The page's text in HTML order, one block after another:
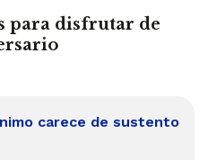
para disfrutar de
carece de sustento